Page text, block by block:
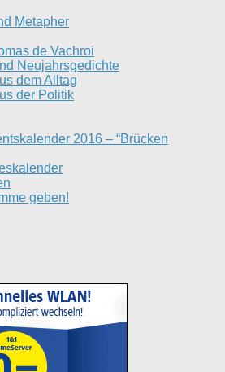
Metapher
de Vachroi
Neujahrsgedichte
dem Alltag
der Politik
2016 – “Brücken
geben!